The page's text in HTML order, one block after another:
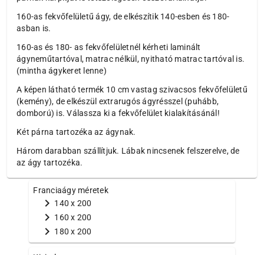
160-as fekvőfelületű ágy, de elkészítik 140-esben és 180-
asban is.
160-as és 180- as fekvőfelületnél kérheti laminált
ágyneműtartóval, matrac nélkül, nyitható matrac tartóval is.
(mintha ágykeret lenne)
A képen látható termék 10 cm vastag szivacsos fekvőfelületű
(kemény), de elkészül extrarugós ágyrésszel (puhább,
domború) is. Válassza ki a fekvőfelület kialakításánál!
Két párna tartozéka az ágynak.
Három darabban szállítjuk. Lábak nincsenek felszerelve, de
az ágy tartozéka.
Franciaágy méretek
chevron_right 140 x 200
chevron_right 160 x 200
chevron_right 180 x 200